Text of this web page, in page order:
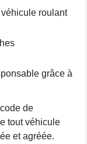
roulant
grâce à
de
tout véhicule
et agréée.